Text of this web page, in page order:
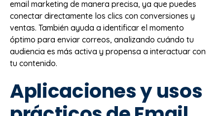
email marketing de manera precisa, ya que puedes
conectar directamente los clics con conversiones y
ventas. También ayuda a identificar el momento
óptimo para enviar correos, analizando cuándo tu
audiencia es más activa y propensa a interactuar con
tu contenido.
Aplicaciones y usos